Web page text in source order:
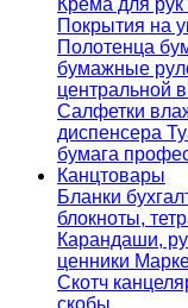
Крема для рук
Покрытия на
Полотенца
бумажные
центральной
Салфетки
диспенсера
бумага
Канцтовары
Бланки
блокноты,
Карандаши,
ценники
Скотч
скобы